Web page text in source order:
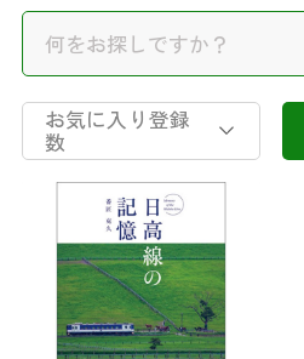
お気に入り登録
数